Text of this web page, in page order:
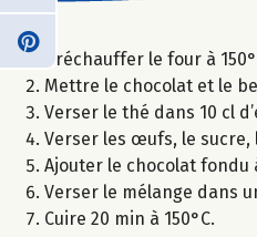
Préchauffer le four à
Mettre le chocolat et le
Verser le thé dans 10 cl
Verser les œufs, le sucre,
Ajouter le chocolat fondu
Verser le mélange dans
Cuire 20 min à 150°C.